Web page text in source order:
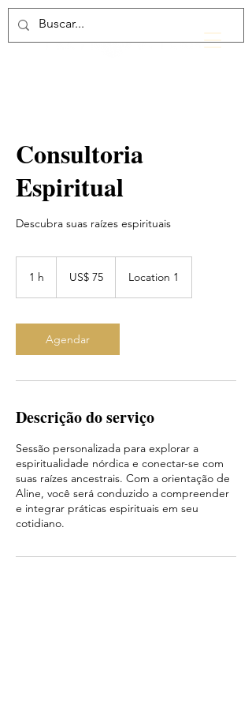
Consultoria
Espiritual
Descubra suas raízes espirituais
1 h
americanos
US$ 75 Location 1
Agendar
Descrição do serviço
Sessão personalizada para explorar a
espiritualidade nórdica e conectar-se com
suas raízes ancestrais. Com a orientação de
Aline, você será conduzido a compreender
e integrar práticas espirituais em seu
cotidiano.